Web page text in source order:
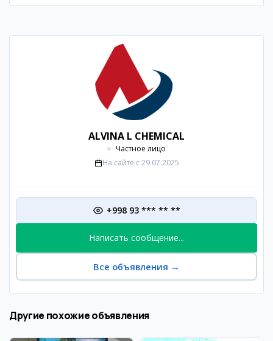
ALVINA L CHEMICAL
Частное лицо
На сайте с 29.07.2025
+998 93 *** ** **
Написать сообщение...
Все объявления →
Другие похожие объявления